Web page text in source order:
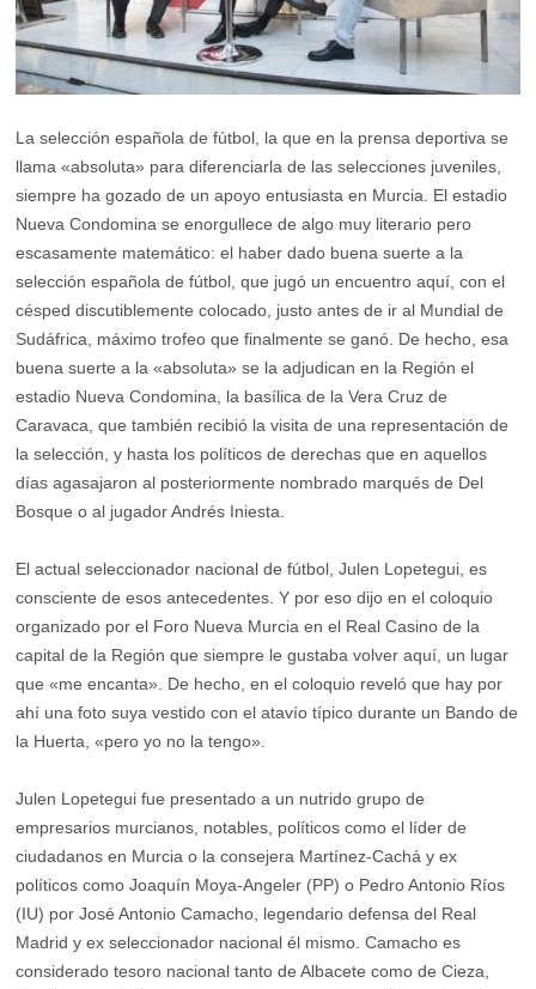
La selección española de fútbol, la que en la prensa deportiva se
llama «absoluta» para diferenciarla de las selecciones juveniles,
siempre ha gozado de un apoyo entusiasta en Murcia. El estadio
Nueva Condomina se enorgullece de algo muy literario pero
escasamente matemático: el haber dado buena suerte a la
selección española de fútbol, que jugó un encuentro aquí, con el
césped discutiblemente colocado, justo antes de ir al Mundial de
Sudáfrica, máximo trofeo que finalmente se ganó. De hecho, esa
buena suerte a la «absoluta» se la adjudican en la Región el
estadio Nueva Condomina, la basílica de la Vera Cruz de
Caravaca, que también recibió la visita de una representación de
la selección, y hasta los políticos de derechas que en aquellos
días agasajaron al posteriormente nombrado marqués de Del
Bosque o al jugador Andrés Iniesta.
El actual seleccionador nacional de fútbol, Julen Lopetegui, es
consciente de esos antecedentes. Y por eso dijo en el coloquio
organizado por el Foro Nueva Murcia en el Real Casino de la
capital de la Región que siempre le gustaba volver aquí, un lugar
que «me encanta». De hecho, en el coloquio reveló que hay por
ahí una foto suya vestido con el atavío típico durante un Bando de
la Huerta, «pero yo no la tengo».
Julen Lopetegui fue presentado a un nutrido grupo de
empresarios murcianos, notables, políticos como el líder de
ciudadanos en Murcia o la consejera Martínez-Cachá y ex
políticos como Joaquín Moya-Angeler (PP) o Pedro Antonio Ríos
(IU) por José Antonio Camacho, legendario defensa del Real
Madrid y ex seleccionador nacional él mismo. Camacho es
considerado tesoro nacional tanto de Albacete como de Cieza,